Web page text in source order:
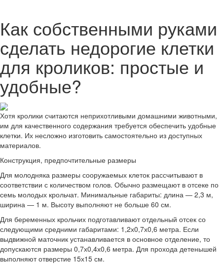
Как собственными руками
сделать недорогие клетки
для кроликов: простые и
удобные?
Хотя кролики считаются неприхотливыми домашними животными,
им для качественного содержания требуется обеспечить удобные
клетки. Их несложно изготовить самостоятельно из доступных
материалов.
Конструкция, предпочтительные размеры
Для молодняка размеры сооружаемых клеток рассчитывают в
соответствии с количеством голов. Обычно размещают в отсеке по
семь молодых крольчат. Минимальные габариты: длина — 2,3 м,
ширина — 1 м. Высоту выполняют не больше 60 см.
Для беременных крольчих подготавливают отдельный отсек со
следующими средними габаритами: 1,2х0,7х0,6 метра. Если
выдвижной маточник устанавливается в основное отделение, то
допускаются размеры 0,7х0,4х0,6 метра. Для прохода детенышей
выполняют отверстие 15х15 см.